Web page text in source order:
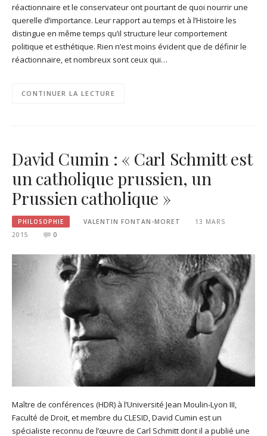
réactionnaire et le conservateur ont pourtant de quoi nourrir une
querelle d’importance. Leur rapport au temps et à l’Histoire les
distingue en même temps qu’il structure leur comportement
politique et esthétique. Rien n’est moins évident que de définir le
réactionnaire, et nombreux sont ceux qui…
CONTINUER LA LECTURE
David Cumin : « Carl Schmitt est
un catholique prussien, un
Prussien catholique »
PHILOSOPHIE VALENTIN FONTAN-MORET
13 MARS
2015
0
Maître de conférences (HDR) à l’Université Jean Moulin-Lyon III,
Faculté de Droit, et membre du CLESID, David Cumin est un
spécialiste reconnu de l’œuvre de Carl Schmitt dont il a publié une